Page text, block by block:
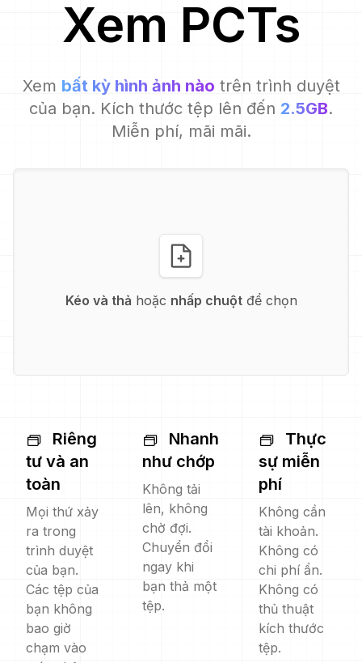
Xem PCTs
Xem bất kỳ hình ảnh nào trên trình duyệt
của bạn. Kích thước tệp lên đến 2.5GB.
Miễn phí, mãi mãi.
Kéo và thả hoặc nhấp chuộtđể chọn
Riêng
tư và an
toàn
Mọi thứ xảy
ra trong
trình duyệt
của bạn.
Các tệp của
bạn không
bao giờ
chạm vào
Nhanh
như chớp
Không tải
lên, không
chờ đợi.
Chuyển đổi
ngay khi
bạn thả một
tệp.
Thực
sự miễn
phí
Không cần
tài khoản.
Không có
chi phí ẩn.
Không có
thủ thuật
kích thước
tệp.